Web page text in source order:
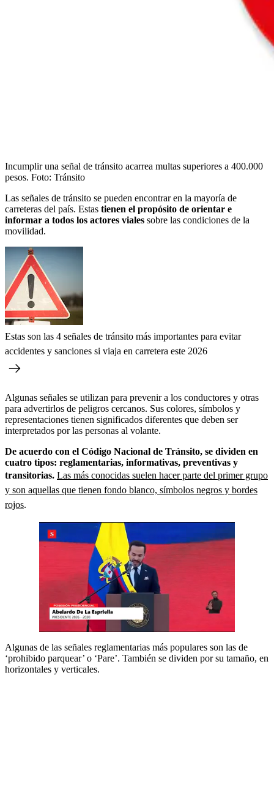
Incumplir una señal de tránsito acarrea multas superiores a 400.000
pesos. Foto: Tránsito
Las señales de tránsito se pueden encontrar en la mayoría de
carreteras del país. Estas tienen el propósito de orientar e
informar a todos los actores viales sobre las condiciones de la
movilidad.
Estas son las 4 señales de tránsito más importantes para evitar
accidentes y sanciones si viaja en carretera este 2026
Algunas señales se utilizan para prevenir a los conductores y otras
para advertirlos de peligros cercanos. Sus colores, símbolos y
representaciones tienen significados diferentes que deben ser
interpretados por las personas al volante.
De acuerdo con el Código Nacional de Tránsito, se dividen en
cuatro tipos: reglamentarias, informativas, preventivas y
transitorias. Las más conocidas suelen hacer parte del primer grupo
y son aquellas que tienen fondo blanco, símbolos negros y bordes
rojos.
Algunas de las señales reglamentarias más populares son las de
‘prohibido parquear’ o ‘Pare’. También se dividen por su tamaño, en
horizontales y verticales.